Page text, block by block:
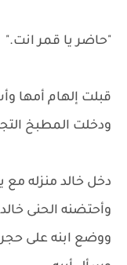
"حاضر يا قمر انت."
قبلت إلهام أمها
ودخلت المطبخ
دخل خالد منزله
وأحتضنه الحنى
ووضع ابنه على